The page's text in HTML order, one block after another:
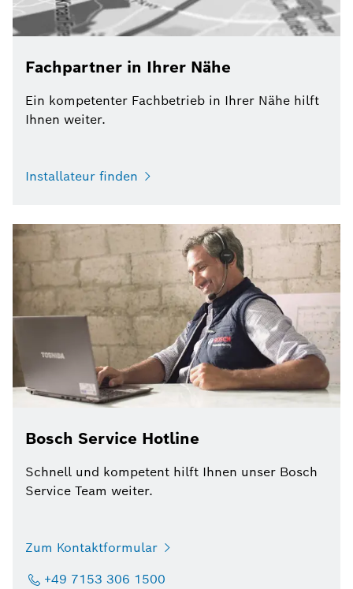
Fachpartner in Ihrer Nähe
Ein kompetenter Fachbetrieb in Ihrer Nähe hilft
Ihnen weiter.
Installateur finden
Bosch Service Hotline
Schnell und kompetent hilft Ihnen unser Bosch
Service Team weiter.
Zum Kontaktformular
+49 7153 306 1500